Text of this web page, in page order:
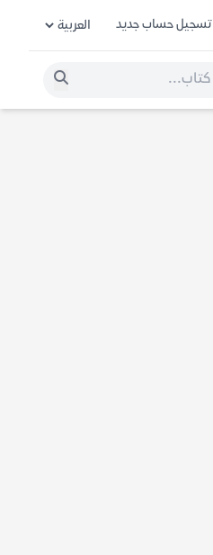
تسجيل حساب جديد